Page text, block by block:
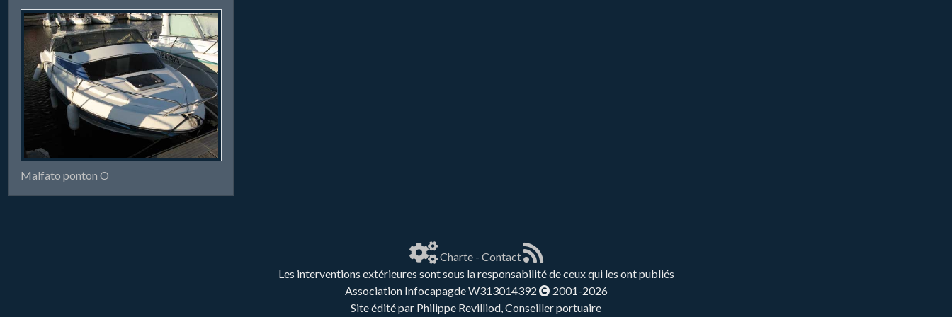
Malfato ponton O
Charte- Contact
Les interventions extérieures sont sous la responsabilité de ceux qui les ont publiés
Association Infocapagde W313014392
2001-2026
Site édité par Philippe Revilliod, Conseiller portuaire